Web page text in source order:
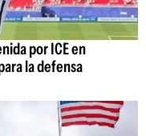
por ICE en
la defensa